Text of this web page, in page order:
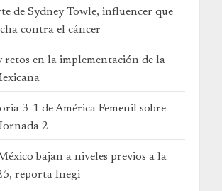
de Sydney Towle, influencer que
contra el cáncer
retos en la implementación de la
3-1 de América Femenil sobre
2
bajan a niveles previos a la
reporta Inegi